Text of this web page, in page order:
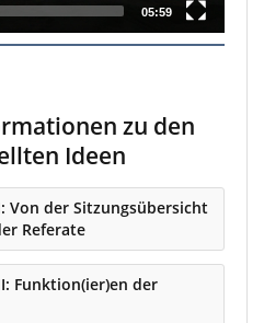
05:59
zu den
Ideen
Von der Sitzungsübersicht
Referate
Funktion(ier)en der